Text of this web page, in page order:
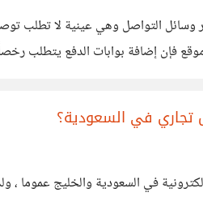
التواصل وهي عينية لا تطلب
فإن إضافة بوابات الدفع يتطلب
تجاري في السعودية؟
في السعودية والخليج